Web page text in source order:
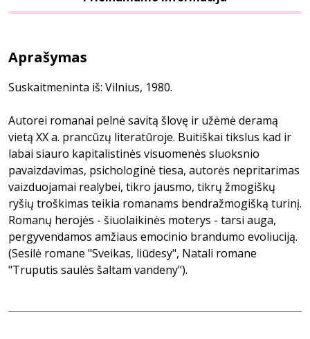
Aprašymas
Suskaitmeninta iš: Vilnius, 1980.
Autorei romanai pelnė savitą šlovę ir užėmė deramą
vietą XX a. prancūzų literatūroje. Buitiškai tikslus kad ir
labai siauro kapitalistinės visuomenės sluoksnio
pavaizdavimas, psichologinė tiesa, autorės nepritarimas
vaizduojamai realybei, tikro jausmo, tikrų žmogiškų
ryšių troškimas teikia romanams bendražmogišką turinį.
Romanų herojės - šiuolaikinės moterys - tarsi auga,
pergyvendamos amžiaus emocinio brandumo evoliuciją.
(Sesilė romane "Sveikas, liūdesy", Natali romane
"Truputis saulės šaltam vandeny").